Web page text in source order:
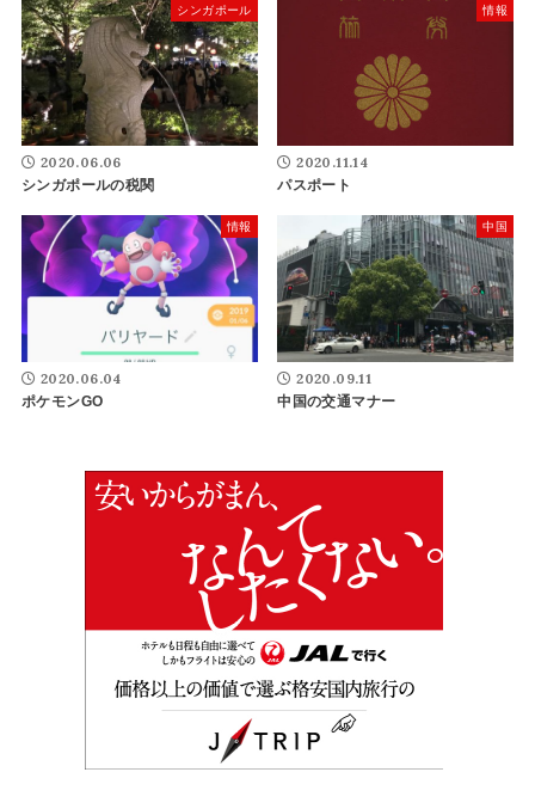
シンガポール
2020.06.06
シンガポールの税関
情報
2020.11.14
パスポート
情報
2020.06.04
ポケモンGO
中国
2020.09.11
中国の交通マナー